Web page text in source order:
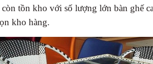
tồn kho với số lượng lớn bàn ghế
kho hàng.